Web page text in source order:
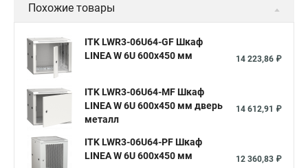
Похожие товары
ITK LWR3-06U64-GF Шкаф
LINEA W 6U 600x450 мм
14 223,86 ₽
ITK LWR3-06U64-MF Шкаф
LINEA W 6U 600x450 мм дверь
металл
14 612,91 ₽
ITK LWR3-06U64-PF Шкаф
LINEA W 6U 600x450 мм
12 360,83 ₽